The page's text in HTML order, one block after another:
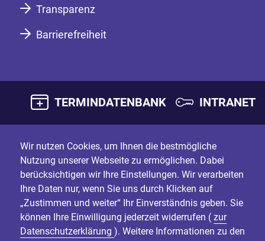
Transparenz
Barrierefreiheit
TERMINDATENBANK INTRANET
Wir nutzen Cookies, um Ihnen die bestmögliche
Nutzung unserer Webseite zu ermöglichen. Dabei
berücksichtigen wir Ihre Einstellungen. Wir verarbeiten
Ihre Daten nur, wenn Sie uns durch Klicken auf
„Zustimmen und weiter“ Ihr Einverständnis geben. Sie
können Ihre Einwilligung jederzeit widerrufen ( zur
Datenschutzerklärung ). Weitere Informationen zu den